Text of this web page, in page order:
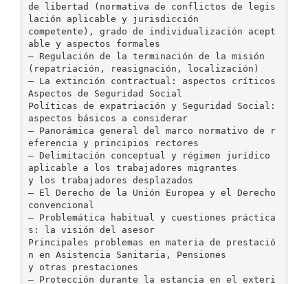
de libertad (normativa de conflictos de legis
lación aplicable y jurisdicción
competente), grado de individualización acept
able y aspectos formales
– Regulación de la terminación de la misión
(repatriación, reasignación, localización)
– La extinción contractual: aspectos críticos
Aspectos de Seguridad Social
Políticas de expatriación y Seguridad Social:
aspectos básicos a considerar
– Panorámica general del marco normativo de r
eferencia y principios rectores
– Delimitación conceptual y régimen jurídico
aplicable a los trabajadores migrantes
y los trabajadores desplazados
– El Derecho de la Unión Europea y el Derecho
convencional
– Problemática habitual y cuestiones práctica
s: la visión del asesor
Principales problemas en materia de prestació
n en Asistencia Sanitaria, Pensiones
y otras prestaciones
– Protección durante la estancia en el exteri